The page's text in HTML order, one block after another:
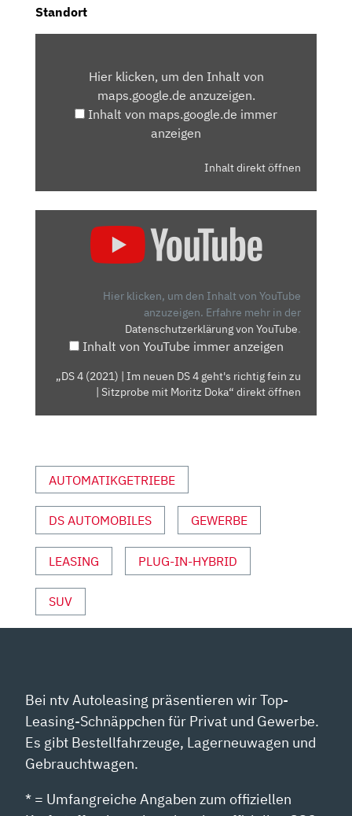
Standort
MAPS.GOOGLE.DEHier klicken, um den Inhalt von
maps.google.de anzuzeigen.
Inhalt von maps.google.de immer
anzeigen
Inhalt direkt öffnen
GEHT'S
SITZPROBE
MIT
DOKA“
VON
YOUTUBE
ANZEIGEN
Hier klicken, um den Inhalt von YouTube
anzuzeigen. Erfahre mehr in der
Datenschutzerklärung von YouTube.
Inhalt von YouTube immer anzeigen
„DS 4 (2021) | Im neuen DS 4 geht's richtig fein zu
| Sitzprobe mit Moritz Doka“ direkt öffnen
AUTOMATIKGETRIEBE
DS AUTOMOBILES GEWERBE
LEASING PLUG-IN-HYBRID
SUV
Bei ntv Autoleasing präsentieren wir Top-
Leasing-Schnäppchen für Privat und Gewerbe.
Es gibt Bestellfahrzeuge, Lagerneuwagen und
Gebrauchtwagen.
* = Umfangreiche Angaben zum offiziellen